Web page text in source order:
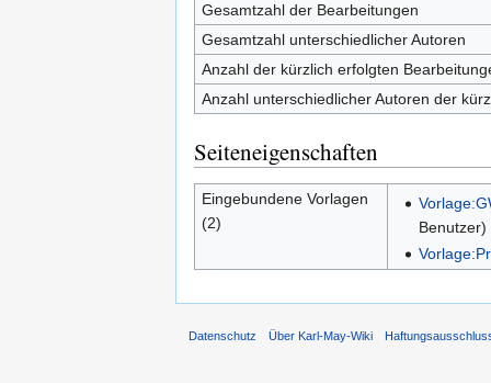
Gesamtzahl der Bearbeitungen
Gesamtzahl unterschiedlicher Autoren
Anzahl der kürzlich erfolgten
Anzahl unterschiedlicher Autoren der
Seiteneigenschaften
Eingebundene Vorlagen
(2)
Benutzer)
Datenschutz Über Karl-May-Wiki